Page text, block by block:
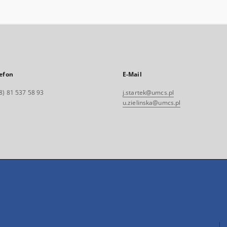
81 537 58 93
E-Mail
j.startek@umcs.pl
u.zielinska@umcs.pl